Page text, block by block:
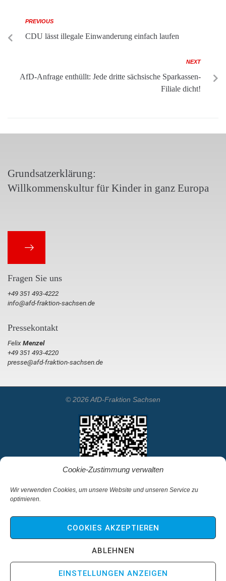
Cookie-Zustimmung verwalten
Wir verwenden Cookies, um unsere Website und unseren Service zu
optimieren.
COOKIES AKZEPTIEREN
ABLEHNEN
EINSTELLUNGEN ANZEIGEN
PREVIOUS
CDU lässt illegale Einwanderung einfach laufen
NEXT
AfD-Anfrage enthüllt: Jede dritte sächsische Sparkassen-
Filiale dicht!
Grundsatzerklärung:
Willkommenskultur für Kinder in ganz Europa
Fragen Sie uns
+49 351 493-4222
info@afd-fraktion-sachsen.de
Pressekontakt
FelixMenzel
+49 351 493-4220
presse@afd-fraktion-sachsen.de
© 2026 AfD-Fraktion Sachsen
Startseite
Kontakt
Impressum & Haftungsausschluss
Datenschutz